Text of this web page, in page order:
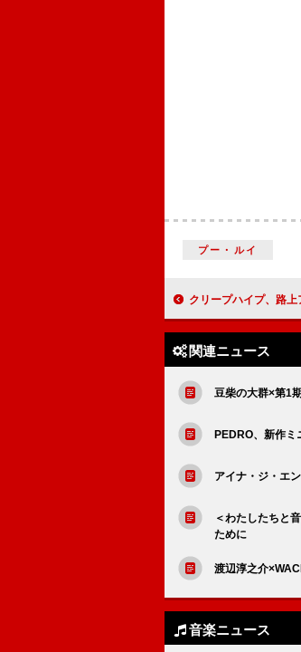
プー・ルイ
クリープハイプ、路上アコースティッ
関連ニュース
豆柴の大群×第1
PEDRO、新作ミ
アイナ・ジ・エ
＜わたしたちと
ために
渡辺淳之介
音楽ニュース